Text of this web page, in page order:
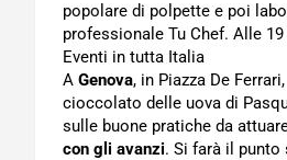
popolare di polpette e poi
professionale Tu Chef. Alle 19
Eventi in tutta Italia
A Genova, in Piazza De
cioccolato delle uova di
sulle buone pratiche da
con gli avanzi. Si farà il punto